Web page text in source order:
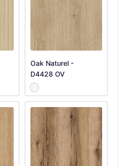
Oak Naturel -
D4428 OV